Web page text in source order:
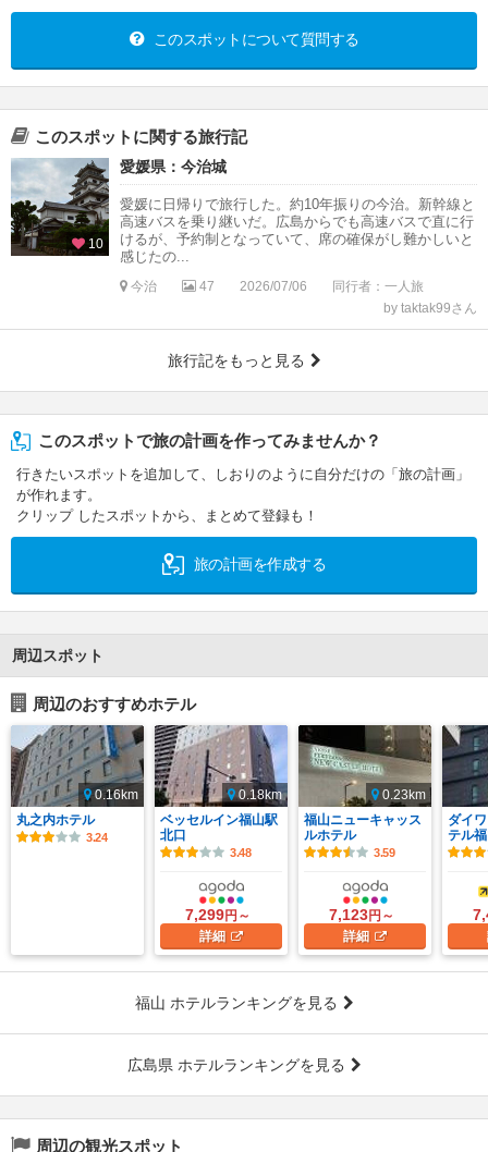
このスポットについて質問する
このスポットに関する旅行記
10
愛媛県：今治城
愛媛に日帰りで旅行した。約10年振りの今治。新幹線と
高速バスを乗り継いだ。広島からでも高速バスで直に行
けるが、予約制となっていて、席の確保がし難かしいと
感じたの...
今治 47 2026/07/06
同行者：一人旅
by taktak99さん
旅行記をもっと見る
このスポットで旅の計画を作ってみませんか？
行きたいスポットを追加して、しおりのように自分だけの「旅の計画」
が作れます。
クリップ したスポットから、まとめて登録も！
旅の計画を作成する
周辺スポット
周辺のおすすめホテル
0.16km
丸之内ホテル
3.24
0.18km
ベッセルイン福山駅
北口
3.48
7,299円～
詳細
0.23km
福山ニューキャッス
ルホテル
3.59
7,123円～
詳細
ダイ
テル
福山 ホテルランキングを見る
広島県 ホテルランキングを見る
周辺の観光スポット